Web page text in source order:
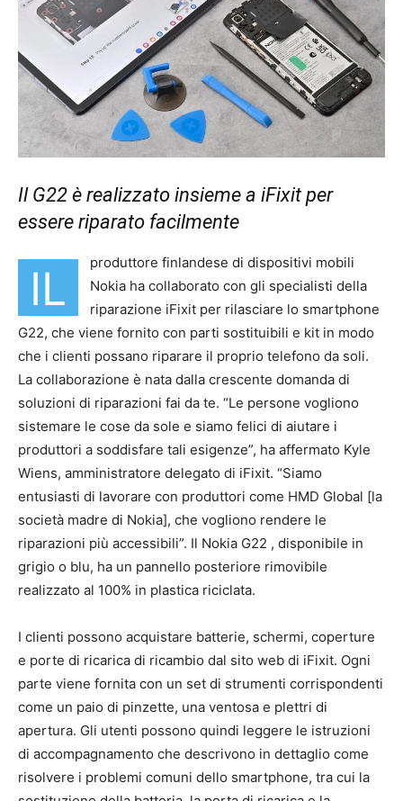
Il G22 è realizzato insieme a iFixit per
essere riparato facilmente
IL
produttore finlandese di dispositivi mobili
Nokia ha collaborato con gli specialisti della
riparazione iFixit per rilasciare lo smartphone
G22, che viene fornito con parti sostituibili e kit in modo
che i clienti possano riparare il proprio telefono da soli.
La collaborazione è nata dalla crescente domanda di
soluzioni di riparazioni fai da te. “Le persone vogliono
sistemare le cose da sole e siamo felici di aiutare i
produttori a soddisfare tali esigenze”, ha affermato Kyle
Wiens, amministratore delegato di iFixit. “Siamo
entusiasti di lavorare con produttori come HMD Global [la
società madre di Nokia], che vogliono rendere le
riparazioni più accessibili”. Il Nokia G22 , disponibile in
grigio o blu, ha un pannello posteriore rimovibile
realizzato al 100% in plastica riciclata.
I clienti possono acquistare batterie, schermi, coperture
e porte di ricarica di ricambio dal sito web di iFixit. Ogni
parte viene fornita con un set di strumenti corrispondenti
come un paio di pinzette, una ventosa e plettri di
apertura. Gli utenti possono quindi leggere le istruzioni
di accompagnamento che descrivono in dettaglio come
risolvere i problemi comuni dello smartphone, tra cui la